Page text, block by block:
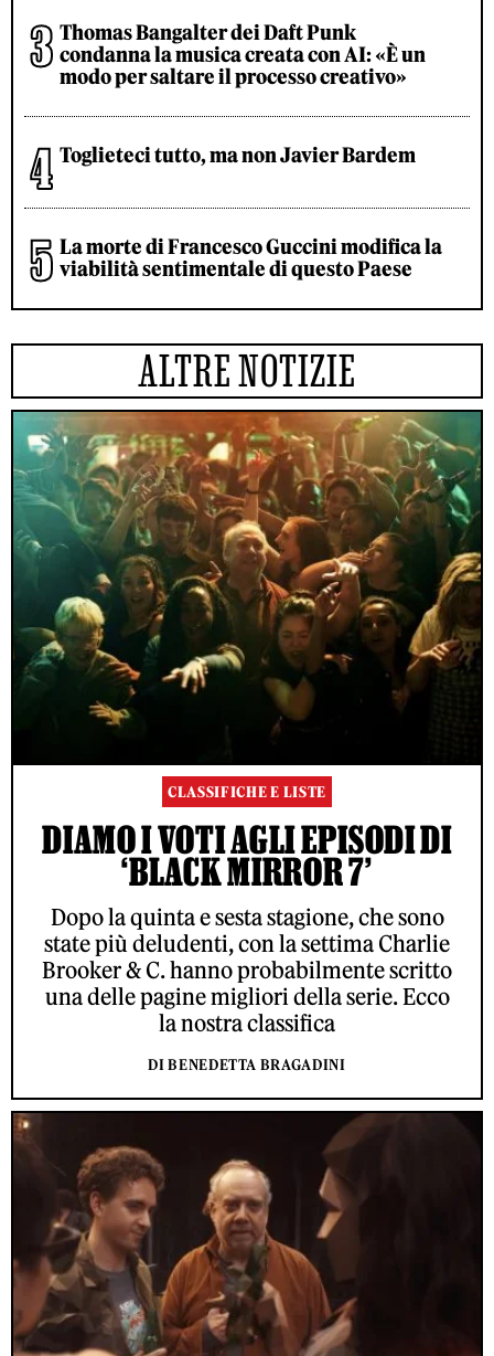
Thomas Bangalter dei Daft Punk
condanna la musica creata con AI: «È un
modo per saltare il processo creativo»
Toglieteci tutto, ma non Javier Bardem
La morte di Francesco Guccini modifica la
viabilità sentimentale di questo Paese
ALTRE NOTIZIE
CLASSIFICHE E LISTE
DIAMO I VOTI AGLI EPISODI DI
‘BLACK MIRROR 7’
Dopo la quinta e sesta stagione, che sono
state più deludenti, con la settima Charlie
Brooker & C. hanno probabilmente scritto
una delle pagine migliori della serie. Ecco
la nostra classifica
DI BENEDETTA BRAGADINI